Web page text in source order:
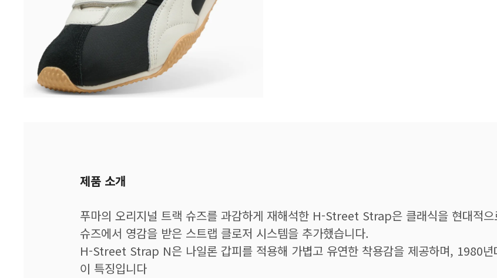
제품 소개
푸마의 오리지널 트랙 슈즈를 과감하게 재해석한 H-Street Strap은 클래식을 현대적
슈즈에서 영감을 받은 스트랩 클로저 시스템을 추가했습니다.
H-Street Strap N은 나일론 갑피를 적용해 가볍고 유연한 착용감을 제공하며, 1980년
이 특징입니다